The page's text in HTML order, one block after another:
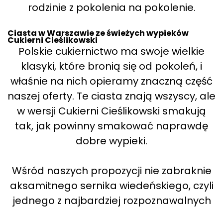
rodzinie z pokolenia na pokolenie.
Ciasta w Warszawie ze świeżych wypieków
Cukierni Cieślikowski
Polskie cukiernictwo ma swoje wielkie
klasyki, które bronią się od pokoleń, i
właśnie na nich opieramy znaczną część
naszej oferty. Te ciasta znają wszyscy, ale
w wersji Cukierni Cieślikowski smakują
tak, jak powinny smakować naprawdę
dobre wypieki.
Wśród naszych propozycji nie zabraknie
aksamitnego sernika wiedeńskiego, czyli
jednego z najbardziej rozpoznawalnych